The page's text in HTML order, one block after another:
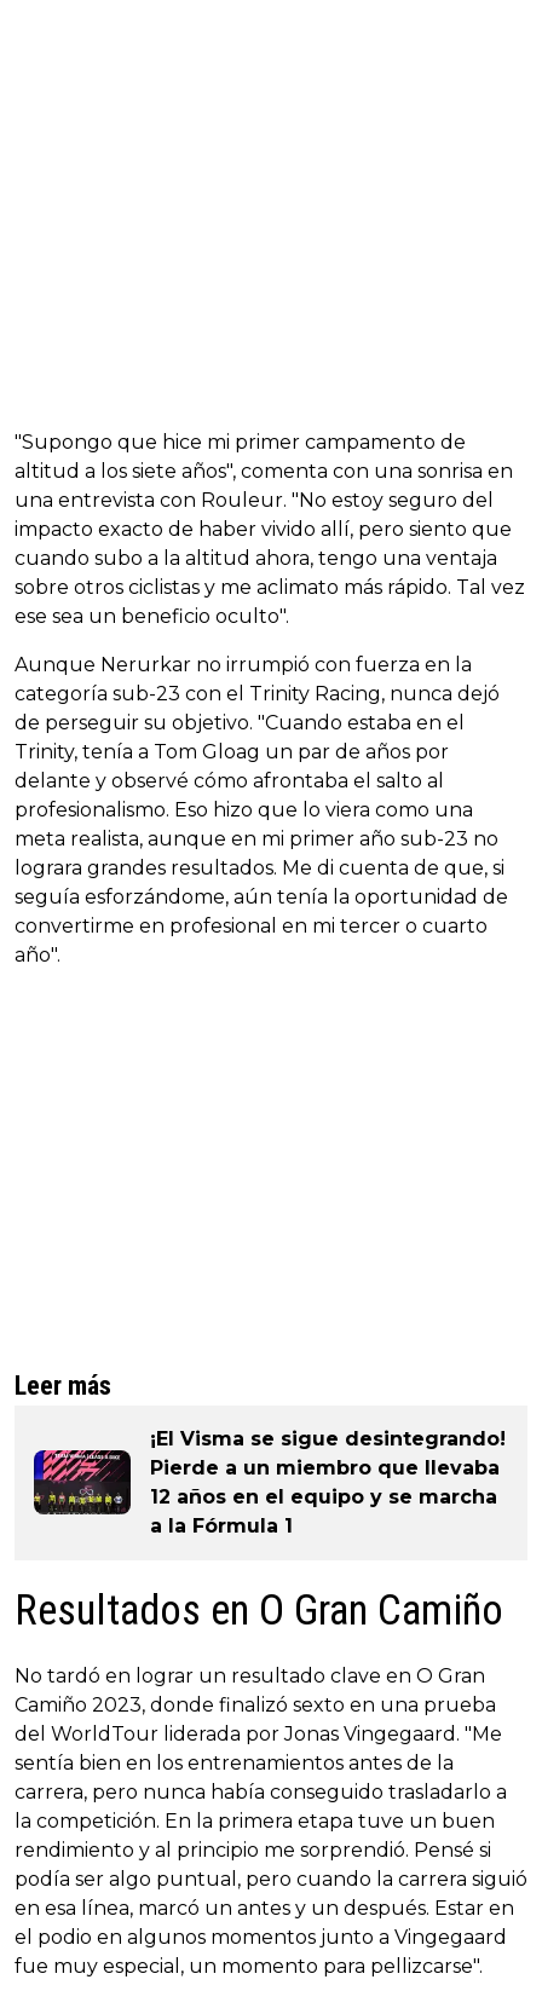
"Supongo que hice mi primer campamento de
altitud a los siete años", comenta con una sonrisa en
una entrevista con Rouleur. "No estoy seguro del
impacto exacto de haber vivido allí, pero siento que
cuando subo a la altitud ahora, tengo una ventaja
sobre otros ciclistas y me aclimato más rápido. Tal vez
ese sea un beneficio oculto".
Aunque Nerurkar no irrumpió con fuerza en la
categoría sub-23 con el Trinity Racing, nunca dejó
de perseguir su objetivo. "Cuando estaba en el
Trinity, tenía a Tom Gloag un par de años por
delante y observé cómo afrontaba el salto al
profesionalismo. Eso hizo que lo viera como una
meta realista, aunque en mi primer año sub-23 no
lograra grandes resultados. Me di cuenta de que, si
seguía esforzándome, aún tenía la oportunidad de
convertirme en profesional en mi tercer o cuarto
año".
Leer más
¡El Visma se sigue desintegrando!
Pierde a un miembro que llevaba
12 años en el equipo y se marcha
a la Fórmula 1
Resultados en O Gran Camiño
No tardó en lograr un resultado clave en O Gran
Camiño 2023, donde finalizó sexto en una prueba
del WorldTour liderada por Jonas Vingegaard. "Me
sentía bien en los entrenamientos antes de la
carrera, pero nunca había conseguido trasladarlo a
la competición. En la primera etapa tuve un buen
rendimiento y al principio me sorprendió. Pensé si
podía ser algo puntual, pero cuando la carrera siguió
en esa línea, marcó un antes y un después. Estar en
el podio en algunos momentos junto a Vingegaard
fue muy especial, un momento para pellizcarse".